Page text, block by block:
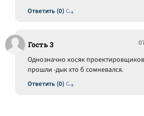
Ответить (0)
Гость 3
Ответить (0)
Однозначно косяк
прошли -дык хто б сомневался.